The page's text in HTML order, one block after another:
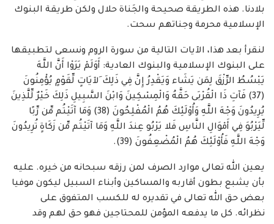
بلادنا. هذه الطريقة صحيحة والجَناة حلال ولكن طريقة البنوك
الإسلامية محرمة وجناتهم سحت.
لنقرأ بعد هذا، الآيات التالية من سورة الروم ونسعى لتطبيقها
على البنوك الإسلامية والبنوك العادية: أَوَلَمْ يَرَوْا أَنَّ اللَّهَ
يَبْسُطُ الرِّزْقَ لِمَن يَشَاء وَيَقْدِرُ إِنَّ فِي ذَلِكَ َلآيَاتٍ لِّقَوْمٍ يُؤْمِنُونَ
(37) فَآتِ ذَا الْقُرْبَى حَقَّهُ وَالْمِسْكِينَ وَابْنَ السَّبِيلِ ذَلِكَ خَيْرٌ لِّلَّذِينَ
يُرِيدُونَ وَجْهَ اللَّهِ وَأُوْلَئِكَ هُمُ الْمُفْلِحُونَ (38) وَمَا آتَيْتُم مِّن رِّبًا
لِّيَرْبُوَ فِي أَمْوَالِ النَّاسِ فَلا يَرْبُو عِندَ اللَّهِ وَمَا آتَيْتُم مِّن زَكَاةٍ تُرِيدُونَ
وَجْهَ اللَّهِ فَأُوْلَئِكَ هُمُ الْمُضْعِفُونَ (39).
يعين الله تعالى موارد الصرف لمن رزقه سبحانه من خيره. عليه
بأن يشبع بطون أقاربه والمساكين وأبناء السبيل ليكون موفيا
بعض حق الله تعالى في تقديره له للكسب المتفوق على
نظرائه. كل ما يدفعه المؤمن للمحتاجين فهو حق لهم وقد